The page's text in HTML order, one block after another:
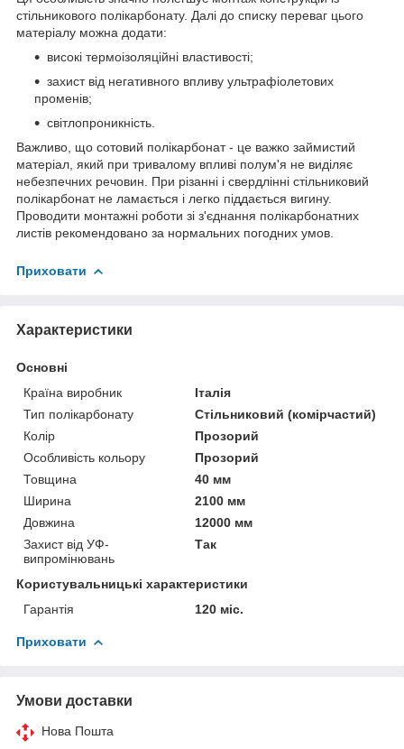
стільникового полікарбонату. Далі до списку переваг цього
матеріалу можна додати:
високі термоізоляційні властивості;
захист від негативного впливу ультрафіолетових
променів;
світлопроникність.
Важливо, що сотовий полікарбонат - це важко займистий
матеріал, який при тривалому впливі полум'я не виділяє
небезпечних речовин. При різанні і свердлінні стільниковий
полікарбонат не ламається і легко піддається вигину.
Проводити монтажні роботи зі з'єднання полікарбонатних
листів рекомендовано за нормальних погодних умов.
Приховати
Характеристики
Основні
Країна виробник
Італія
Тип полікарбонату
Стільниковий (комірчастий)
Колір
Прозорий
Особливість кольору
Прозорий
Товщина
40 мм
Ширина
2100 мм
Довжина
12000 мм
Захист від УФ-
випромінювань
Так
Користувальницькі характеристики
Гарантія
120 міс.
Приховати
Умови доставки
Нова Пошта